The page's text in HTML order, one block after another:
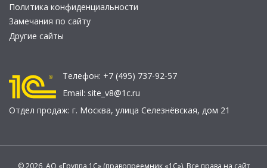
Политика конфиденциальности
Замечания по сайту
Другие сайты
Телефон: +7 (495) 737-92-57
Email: site_v8@1c.ru
Отдел продаж: г. Москва, улица Селезнёвская, дом 21